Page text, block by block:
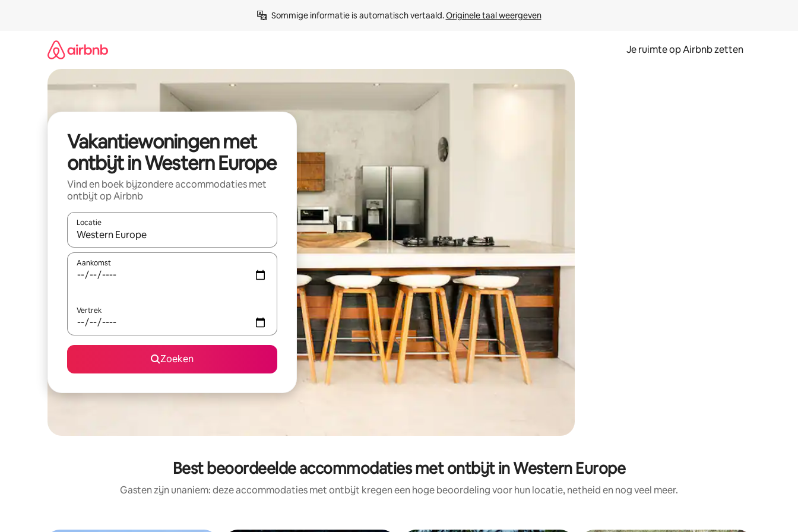
Sommige informatie is automatisch vertaald. Originele taal weergeven
Je ruimte op Airbnb zetten
Vakantiewoningen met
ontbijt in Western Europe
Vind en boek bijzondere accommodaties met
ontbijt op Airbnb
Locatie
Wanneer er suggesties beschikbaar zijn, maak je een keuze met je de pijltjestoetsen omhoog en omlaag, óf door te tikken of swipen.
Aankomst
Vertrek
Zoeken
Best beoordeelde accommodaties met ontbijt in Western Europe
Gasten zijn unaniem: deze accommodaties met ontbijt kregen een hoge beoordeling voor hun locatie, netheid en nog veel meer.